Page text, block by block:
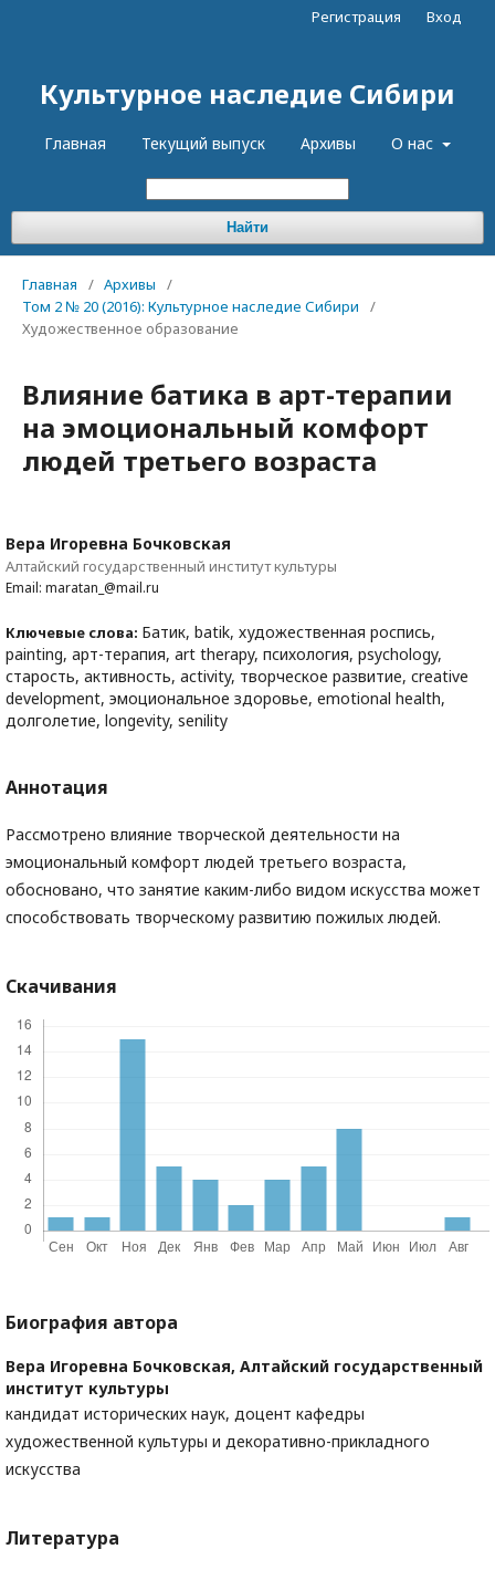
Культурное наследие Сибири
Главная Текущий выпуск Архивы О нас
Найти
Регистрация Вход
Главная / Архивы
/
Том 2 № 20 (2016): Культурное наследие Сибири
/
Художественное образование
Влияние батика в арт-терапии
на эмоциональный комфорт
людей третьего возраста
Вера Игоревна Бочковская
Алтайский государственный институт культуры
Email: maratan_@mail.ru
Ключевые слова: Батик, batik, художественная роспись,
painting, арт-терапия, art therapy, психология, psychology,
старость, активность, activity, творческое развитие, creative
development, эмоциональное здоровье, emotional health,
долголетие, longevity, senility
Аннотация
Рассмотрено влияние творческой деятельности на
эмоциональный комфорт людей третьего возраста,
обосновано, что занятие каким-либо видом искусства может
способствовать творческому развитию пожилых людей.
Скачивания
Биография автора
Вера Игоревна Бочковская, Алтайский государственный
институт культуры
кандидат исторических наук, доцент кафедры
художественной культуры и декоративно-прикладного
искусства
Литература